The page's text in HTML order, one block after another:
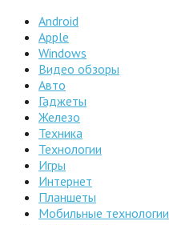
Android
Apple
Windows
Видео обзоры
Авто
Гаджеты
Железо
Техника
Технологии
Игры
Интернет
Планшеты
Мобильные технологии